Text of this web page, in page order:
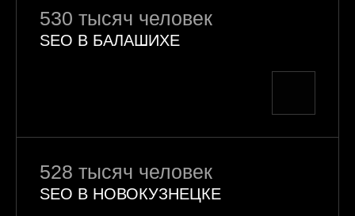
530 тысяч человек
SEO В БАЛАШИХЕ
528 тысяч человек
SEO В НОВОКУЗНЕЦКЕ